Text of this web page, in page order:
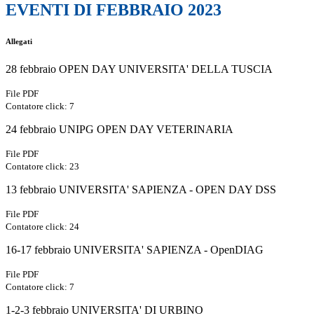
EVENTI DI FEBBRAIO 2023
Allegati
28 febbraio OPEN DAY UNIVERSITA' DELLA TUSCIA
File PDF
Contatore click: 7
24 febbraio UNIPG OPEN DAY VETERINARIA
File PDF
Contatore click: 23
13 febbraio UNIVERSITA' SAPIENZA - OPEN DAY DSS
File PDF
Contatore click: 24
16-17 febbraio UNIVERSITA' SAPIENZA - OpenDIAG
File PDF
Contatore click: 7
1-2-3 febbraio UNIVERSITA' DI URBINO